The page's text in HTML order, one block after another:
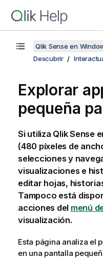
Qlik Sense en
Descubrir
Explorar
pequeña
Si utiliza Qlik Sense
(480 píxeles de
selecciones y
visualizaciones e
editar hojas,
Tampoco está
acciones del menú
visualización.
Esta página analiza el
en una pantalla